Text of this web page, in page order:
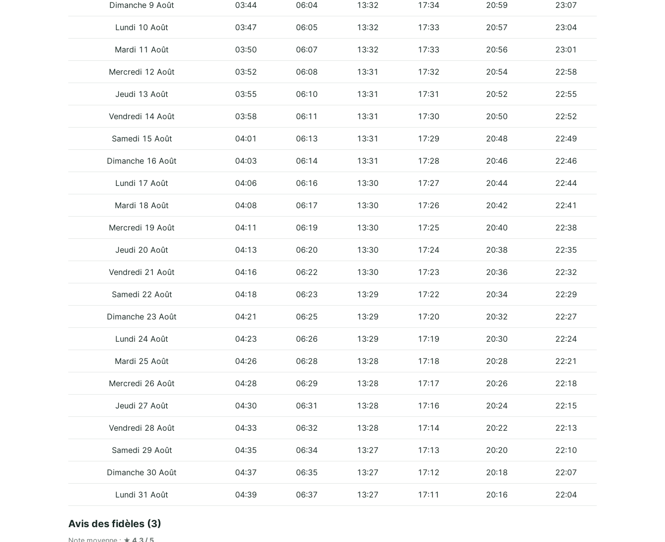
Dimanche 9 Août 03:44 06:04 13:32 17:34 20:59 23:07
Lundi 10 Août 03:47 06:05 13:32 17:33 20:57 23:04
Mardi 11 Août 03:50 06:07 13:32 17:33 20:56 23:01
Mercredi 12 Août 03:52 06:08 13:31 17:32 20:54 22:58
Jeudi 13 Août 03:55 06:10 13:31 17:31 20:52 22:55
Vendredi 14 Août 03:58 06:11 13:31 17:30 20:50 22:52
Samedi 15 Août 04:01 06:13 13:31 17:29 20:48 22:49
Dimanche 16 Août 04:03 06:14 13:31 17:28 20:46 22:46
Lundi 17 Août 04:06 06:16 13:30 17:27 20:44 22:44
Mardi 18 Août 04:08 06:17 13:30 17:26 20:42 22:41
Mercredi 19 Août 04:11 06:19 13:30 17:25 20:40 22:38
Jeudi 20 Août 04:13 06:20 13:30 17:24 20:38 22:35
Vendredi 21 Août 04:16 06:22 13:30 17:23 20:36 22:32
Samedi 22 Août 04:18 06:23 13:29 17:22 20:34 22:29
Dimanche 23 Août 04:21 06:25 13:29 17:20 20:32 22:27
Lundi 24 Août 04:23 06:26 13:29 17:19 20:30 22:24
Mardi 25 Août 04:26 06:28 13:28 17:18 20:28 22:21
Mercredi 26 Août 04:28 06:29 13:28 17:17 20:26 22:18
Jeudi 27 Août 04:30 06:31 13:28 17:16 20:24 22:15
Vendredi 28 Août 04:33 06:32 13:28 17:14 20:22 22:13
Samedi 29 Août 04:35 06:34 13:27 17:13 20:20 22:10
Dimanche 30 Août 04:37 06:35 13:27 17:12 20:18 22:07
Lundi 31 Août 04:39 06:37 13:27 17:11 20:16 22:04
Avis des fidèles (3)
Note moyenne : ★ 4.3 / 5